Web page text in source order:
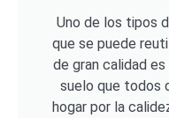
Uno de los tipos
que se puede
de gran calidad
suelo que todos
hogar por la